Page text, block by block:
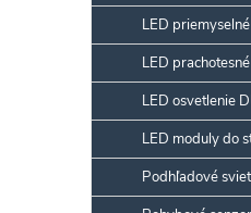
LED
LED
LED osvetlenie
LED moduly do
Podhľadové